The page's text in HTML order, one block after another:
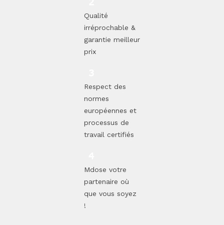
Qualité
irréprochable &
garantie meilleur
prix
Respect des
normes
européennes et
processus de
travail certifiés
Mdose votre
partenaire où
que vous soyez
!